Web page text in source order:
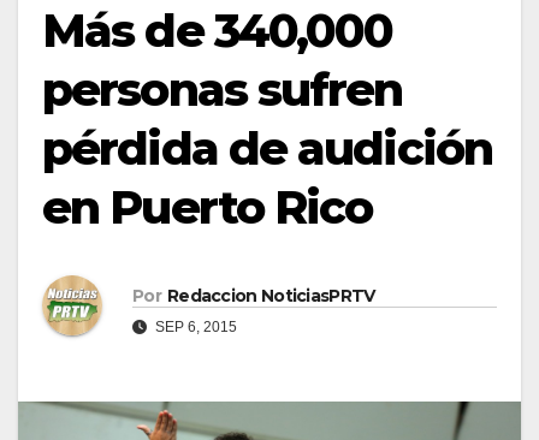
Más de 340,000
personas sufren
pérdida de audición
en Puerto Rico
Por Redaccion NoticiasPRTV
SEP 6, 2015